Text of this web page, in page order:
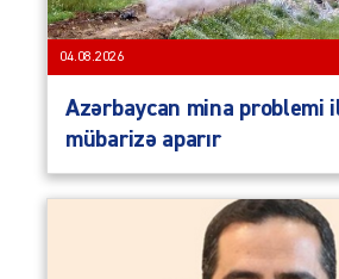
04.08.2026
Azərbaycan mina problemi
mübarizə aparır